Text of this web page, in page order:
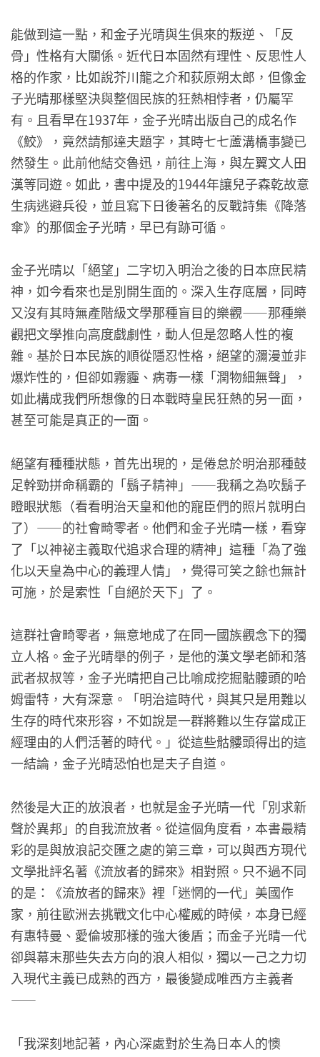
能做到這一點，和金子光晴與生俱來的叛逆、「反
骨」性格有大關係。近代日本固然有理性、反思性人
格的作家，比如說芥川龍之介和荻原朔太郎，但像金
子光晴那樣堅決與整個民族的狂熱相悖者，仍屬罕
有。且看早在1937年，金子光晴出版自己的成名作
《鮫》，竟然請郁達夫題字，其時七七蘆溝橋事變已
然發生。此前他結交魯迅，前往上海，與左翼文人田
漢等同遊。如此，書中提及的1944年讓兒子森乾故意
生病逃避兵役，並且寫下日後著名的反戰詩集《降落
傘》的那個金子光晴，早已有跡可循。
金子光晴以「絕望」二字切入明治之後的日本庶民精
神，如今看來也是別開生面的。深入生存底層，同時
又沒有其時無產階級文學那種盲目的樂觀——那種樂
觀把文學推向高度戲劇性，動人但是忽略人性的複
雜。基於日本民族的順從隱忍性格，絕望的瀰漫並非
爆炸性的，但卻如霧霾、病毒一樣「潤物細無聲」，
如此構成我們所想像的日本戰時皇民狂熱的另一面，
甚至可能是真正的一面。
絕望有種種狀態，首先出現的，是倦怠於明治那種鼓
足幹勁拼命稱霸的「鬍子精神」——我稱之為吹鬍子
瞪眼狀態（看看明治天皇和他的寵臣們的照片就明白
了）——的社會畸零者。他們和金子光晴一樣，看穿
了「以神祕主義取代追求合理的精神」這種「為了強
化以天皇為中心的義理人情」，覺得可笑之餘也無計
可施，於是索性「自絕於天下」了。
這群社會畸零者，無意地成了在同一國族觀念下的獨
立人格。金子光晴舉的例子，是他的漢文學老師和落
武者叔叔等，金子光晴把自己比喻成挖掘骷髏頭的哈
姆雷特，大有深意。「明治這時代，與其只是用難以
生存的時代來形容，不如說是一群將難以生存當成正
經理由的人們活著的時代。」從這些骷髏頭得出的這
一結論，金子光晴恐怕也是夫子自道。
然後是大正的放浪者，也就是金子光晴一代「別求新
聲於異邦」的自我流放者。從這個角度看，本書最精
彩的是與放浪記交匯之處的第三章，可以與西方現代
文學批評名著《流放者的歸來》相對照。只不過不同
的是：《流放者的歸來》裡「迷惘的一代」美國作
家，前往歐洲去挑戰文化中心權威的時候，本身已經
有惠特曼、愛倫坡那樣的強大後盾；而金子光晴一代
卻與幕末那些失去方向的浪人相似，獨以一己之力切
入現代主義已成熟的西方，最後變成唯西方主義者
——
「我深刻地記著，內心深處對於生為日本人的懊